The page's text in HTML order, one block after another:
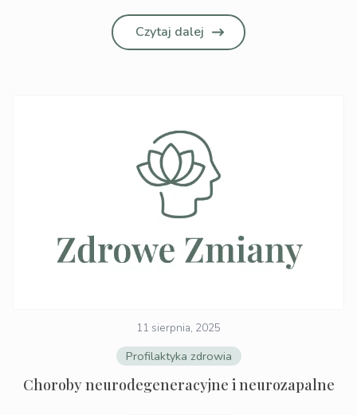
Czytaj dalej
11 sierpnia, 2025
Profilaktyka zdrowia
Choroby neurodegeneracyjne i neurozapalne